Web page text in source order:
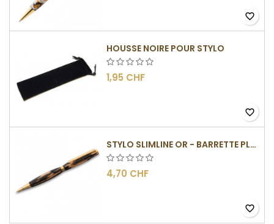
favorite_border
HOUSSE NOIRE POUR STYLO
1,95 CHF
favorite_border
STYLO SLIMLINE OR - BARRETTE PLATE
4,70 CHF
favorite_border